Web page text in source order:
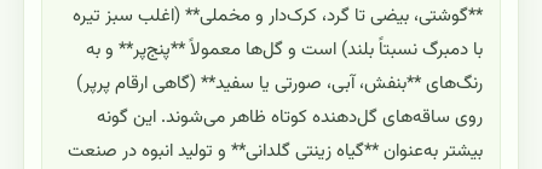
**گوشتی، بیضی تا گرد، کرک‌دار و مخملی** (اغلب سبز تیره
با دمبرگ نسبتاً بلند) است و گل‌ها معمولاً **پنج‌پر** و به
رنگ‌های **بنفش، آبی، صورتی یا سفید** (گاهی ارقام پرپر)
روی ساقه‌های گل‌دهنده کوتاه ظاهر می‌شوند. این گونه
بیشتر به‌عنوان **گیاه زینتی گلدانی** و تولید انبوه در صنعت